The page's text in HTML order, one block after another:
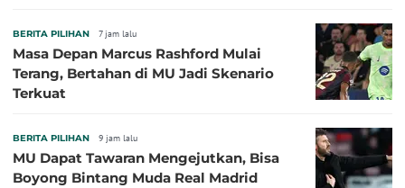
BERITA PILIHAN 7 jam lalu
Masa Depan Marcus Rashford Mulai
Terang, Bertahan di MU Jadi Skenario
Terkuat
BERITA PILIHAN 9 jam lalu
MU Dapat Tawaran Mengejutkan, Bisa
Boyong Bintang Muda Real Madrid